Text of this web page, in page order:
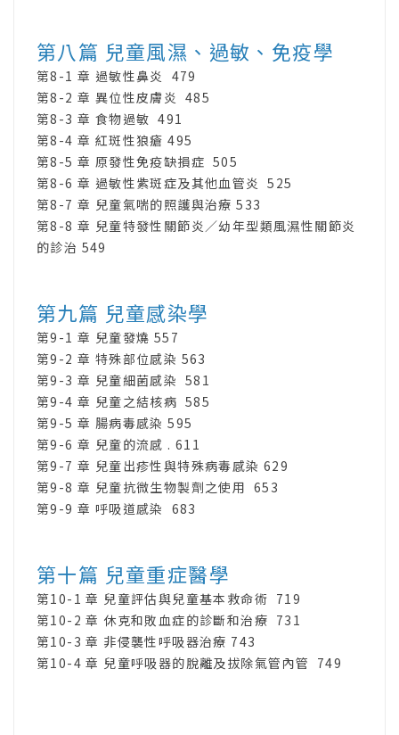
第八篇 兒童風濕、過敏、免疫學
第8-1 章 過敏性鼻炎 479
第8-2 章 異位性皮膚炎 485
第8-3 章 食物過敏 491
第8-4 章 紅斑性狼瘡 495
第8-5 章 原發性免疫缺損症 505
第8-6 章 過敏性紫斑症及其他血管炎 525
第8-7 章 兒童氣喘的照護與治療 533
第8-8 章 兒童特發性關節炎∕幼年型類風濕性關節炎
的診治 549
第九篇 兒童感染學
第9-1 章 兒童發燒 557
第9-2 章 特殊部位感染 563
第9-3 章 兒童細菌感染 581
第9-4 章 兒童之結核病 585
第9-5 章 腸病毒感染 595
第9-6 章 兒童的流感 . 611
第9-7 章 兒童出疹性與特殊病毒感染 629
第9-8 章 兒童抗微生物製劑之使用 653
第9-9 章 呼吸道感染 683
第十篇 兒童重症醫學
第10-1 章 兒童評估與兒童基本救命術 719
第10-2 章 休克和敗血症的診斷和治療 731
第10-3 章 非侵襲性呼吸器治療 743
第10-4 章 兒童呼吸器的脫離及拔除氣管內管 749